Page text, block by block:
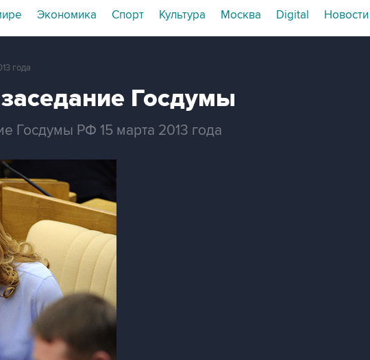
Экономика Спорт Культура Москва Digital Новости
года
Госдумы
Госдумы РФ 15 марта 2013 года